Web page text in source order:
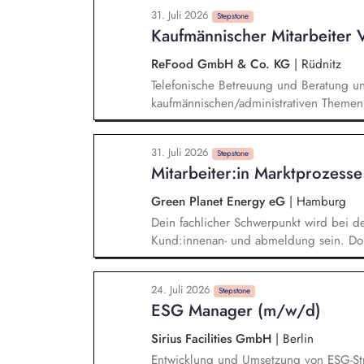
Umsetzung von Maßnahmen des
Sie Netzwerkveranstaltungen, die
Zusammenarbeit fördern. identifizieren
Fördermittel für Projekte im Kontext des
Mobilitätsmanagements.
31. Juli 2026 Stepstone
Kaufmännischer
ReFood GmbH & Co. KG | Rüdnitz
Telefonische Betreuung und Beratung
kaufmännischen/administrativen
Außendienst bei der Pflege und
und Angebotsverfolgung Erstellung
Bearbeitung der Tagesberichte unserer
& Stammdatenverwaltung Bearbeitung
für Kundenanliegen
31. Juli 2026 Stepstone
Mitarbeiter:in Marktprozesse
Green Planet Energy eG | Hamburg
Dein fachlicher Schwerpunkt wird bei
Kund:innenan- und abmeldung sein.
aller anfallenden Aufgaben zuständig.
und angrenzenden Fachbereichen
Lösungen. Du bist der Second-Level-
Geschäftskundenvertrieb.
24. Juli 2026 Stepstone
ESG Manager (m/w/d)
Sirius Facilities GmbH | Berlin
Entwicklung und Umsetzung von ESG-